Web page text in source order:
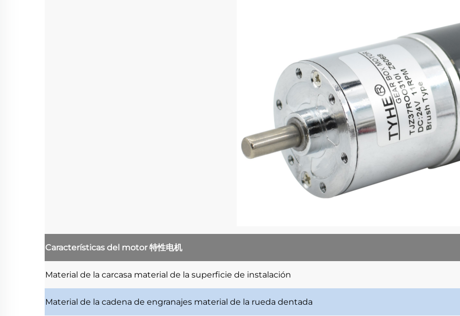
Características del motor特性电机
Material de la carcasa material de la superficie de instalación
Material de la cadena de engranajes material de la rueda dentada